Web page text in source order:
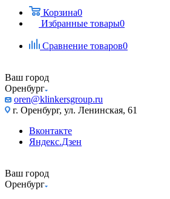
Корзина0
Избранные товары0
Сравнение товаров0
Ваш город
Оренбург
oren@klinkersgroup.ru
г. Оренбург, ул. Ленинская, 61
Вконтакте
Яндекс.Дзен
Ваш город
Оренбург